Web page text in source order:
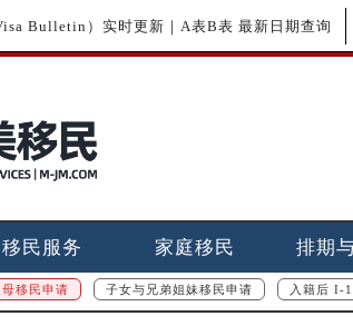
Bulletin）实时更新｜A表B表 最新日期查询
移民服务 家庭移民 排期
母移民申请 子女与兄弟姐妹移民申请 入籍后 I-